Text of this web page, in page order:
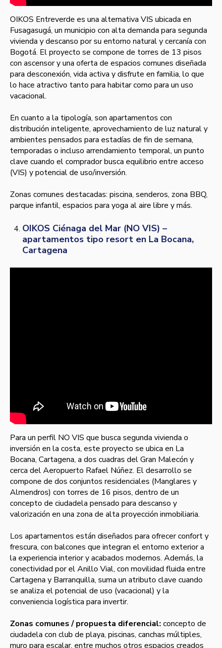
OIKOS Entreverde es una alternativa VIS ubicada en
Fusagasugá, un municipio con alta demanda para segunda
vivienda y descanso por su entorno natural y cercanía con
Bogotá. El proyecto se compone de torres de 13 pisos
con ascensor y una oferta de espacios comunes diseñada
para desconexión, vida activa y disfrute en familia, lo que
lo hace atractivo tanto para habitar como para un uso
vacacional.
En cuanto a la tipología, son apartamentos con
distribución inteligente, aprovechamiento de luz natural y
ambientes pensados para estadías de fin de semana,
temporadas o incluso arrendamiento temporal, un punto
clave cuando el comprador busca equilibrio entre acceso
(VIS) y potencial de uso/inversión.
Zonas comunes destacadas: piscina, senderos, zona BBQ,
parque infantil, espacios para yoga al aire libre y más.
OIKOS Ciénaga del Mar (NO VIS) –
apartamentos tipo resort en La Bocana,
Cartagena
Para un perfil NO VIS que busca segunda vivienda o
inversión en la costa, este proyecto se ubica en La
Bocana, Cartagena, a dos cuadras del Gran Malecón y
cerca del Aeropuerto Rafael Núñez. El desarrollo se
compone de dos conjuntos residenciales (Manglares y
Almendros) con torres de 16 pisos, dentro de un
concepto de ciudadela pensado para descanso y
valorización en una zona de alta proyección inmobiliaria.
Los apartamentos están diseñados para ofrecer confort y
frescura, con balcones que integran el entorno exterior a
la experiencia interior y acabados modernos. Además, la
conectividad por el Anillo Vial, con movilidad fluida entre
Cartagena y Barranquilla, suma un atributo clave cuando
se analiza el potencial de uso (vacacional) y la
conveniencia logística para invertir.
Zonas comunes / propuesta diferencial: concepto de
ciudadela con club de playa, piscinas, canchas múltiples,
muro para escalar, entre muchos otros espacios creados